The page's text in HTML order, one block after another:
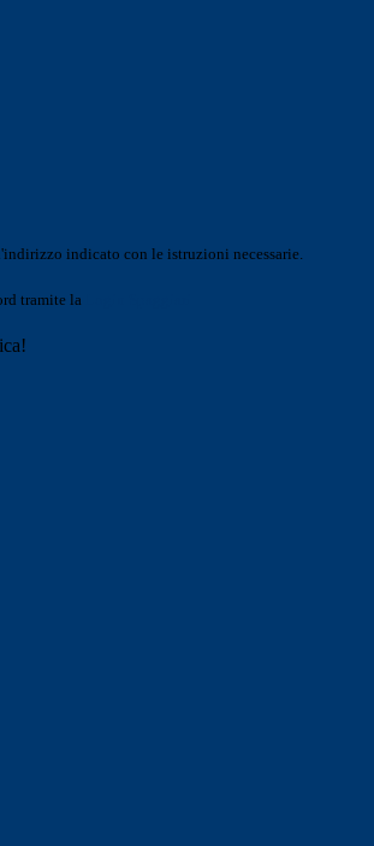
indicato con le istruzioni necessarie.
tramite la